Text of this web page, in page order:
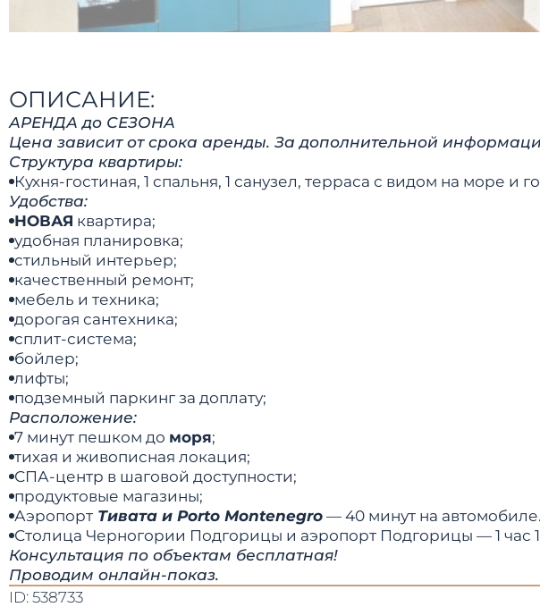
ОПИСАНИЕ:
АРЕНДА до СЕЗОНА
Цена зависит от срока аренды. За дополнительной
Структура квартиры:
Кухня-гостиная, 1 спальня, 1 санузел, терраса с видом на море и
Удобства:
НОВАЯ квартира;
удобная планировка;
стильный интерьер;
качественный ремонт;
мебель и техника;
дорогая сантехника;
сплит-система;
бойлер;
лифты;
подземный паркинг за доплату;
Расположение:
7 минут пешком до моря;
тихая и живописная локация;
СПА-центр в шаговой доступности;
продуктовые магазины;
Аэропорт Тивата и Porto Montenegro — 40 минут на автомобиле.
Столица Черногории Подгорицы и аэропорт Подгорицы — 1 час
Консультация по объектам бесплатная!
Проводим онлайн-показ.
ID: 538733